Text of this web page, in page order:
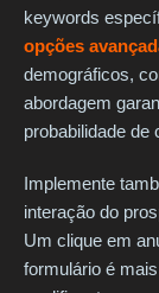
keywords
opções
demográficos,
abordagem
probabilidade
Implemente
interação do
Um clique em
formulário é